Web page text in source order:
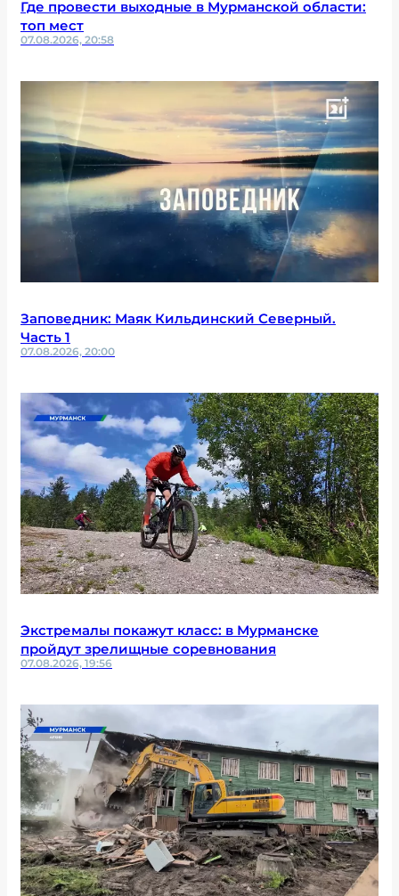
Где провести выходные в Мурманской области:
топ мест
07.08.2026, 20:58
Заповедник: Маяк Кильдинский Северный.
Часть 1
07.08.2026, 20:00
Экстремалы покажут класс: в Мурманске
пройдут зрелищные соревнования
07.08.2026, 19:56